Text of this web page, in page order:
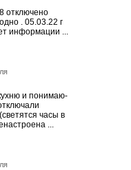
отключено
. 05.03.22 г
информации ...
и понимаю-
часы в
...